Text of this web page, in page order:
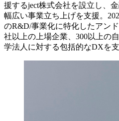
援するject株式会社を設立し、
幅広い事業立ち上げを支援。
のR&D/事業化に特化したアン
社以上の上場企業、300以上の
学法人に対する包括的なDXを支